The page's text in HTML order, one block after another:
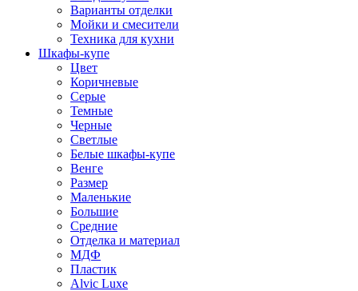
Варианты отделки
Мойки и смесители
Техника для кухни
Шкафы-купе
Цвет
Коричневые
Серые
Темные
Черные
Светлые
Белые шкафы-купе
Венге
Размер
Маленькие
Большие
Средние
Отделка и материал
МДФ
Пластик
Alvic Luxe